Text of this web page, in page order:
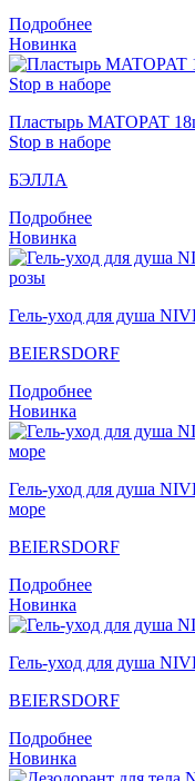
Подробнее
Новинка
Пластырь MATOPAT
Stop в наборе
БЭЛЛА
Подробнее
Новинка
Гель-уход для душа
BEIERSDORF
Подробнее
Новинка
Гель-уход для душа
море
BEIERSDORF
Подробнее
Новинка
Гель-уход для душа
BEIERSDORF
Подробнее
Новинка